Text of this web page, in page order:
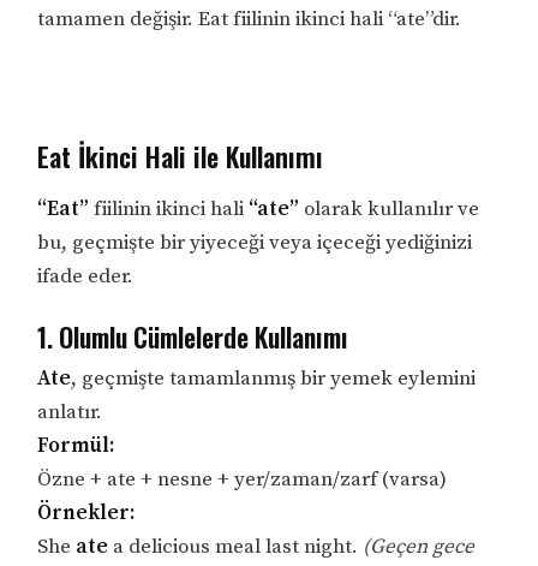
tamamen değişir. Eat fiilinin ikinci hali “ate”dir.
Eat İkinci Hali ile Kullanımı
“Eat” fiilinin ikinci hali “ate” olarak kullanılır ve
bu, geçmişte bir yiyeceği veya içeceği yediğinizi
ifade eder.
1. Olumlu Cümlelerde Kullanımı
Ate, geçmişte tamamlanmış bir yemek eylemini
anlatır.
Formül:
Özne + ate + nesne + yer/zaman/zarf (varsa)
Örnekler:
She ate a delicious meal last night. (Geçen gece